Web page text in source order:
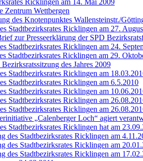
Zentrum Wettbergen
des Knotenpunktes Wallensteinstr./
Stadtbezirksrates Ricklingen am 27.
zur Presseerklärung der SPD
Stadtbezirksrates Ricklingen am 24.
Stadtbezirksrates Ricklingen am 29.
des Jahres 2009
Stadtbezirksrates Ricklingen am
Stadtbezirksrates Ricklingen am 6.5.2010
Stadtbezirksrates Ricklingen am
Stadtbezirksrates Ricklingen am
Stadtbezirksrates Ricklingen am
„Calenberger Loch“ agiert
Stadtbezirksrates Ricklingen hat am
des Stadtbezirksrates Ricklingen am
des Stadtbezirksrates Ricklingen am
des Stadtbezirksrates Ricklingen am